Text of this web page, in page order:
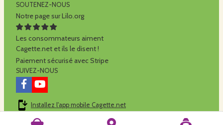
SOUTENEZ-NOUS
Notre page sur Lilo.org
Les consommateurs aiment
Cagette.net et ils le disent !
Paiement sécurisé avec Stripe
SUIVEZ-NOUS
Installez l'app mobile Cagette.net
Cagette.net est réalisé par la SCOP Alilo